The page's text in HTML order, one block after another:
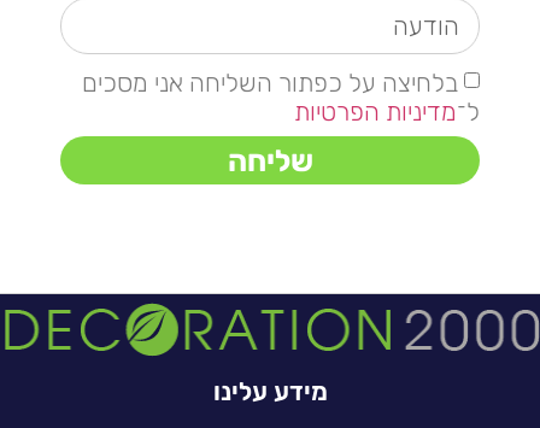
בלחיצה על כפתור השליחה אני מסכים
ל־מדיניות הפרטיות
שליחה
מידע עלינו